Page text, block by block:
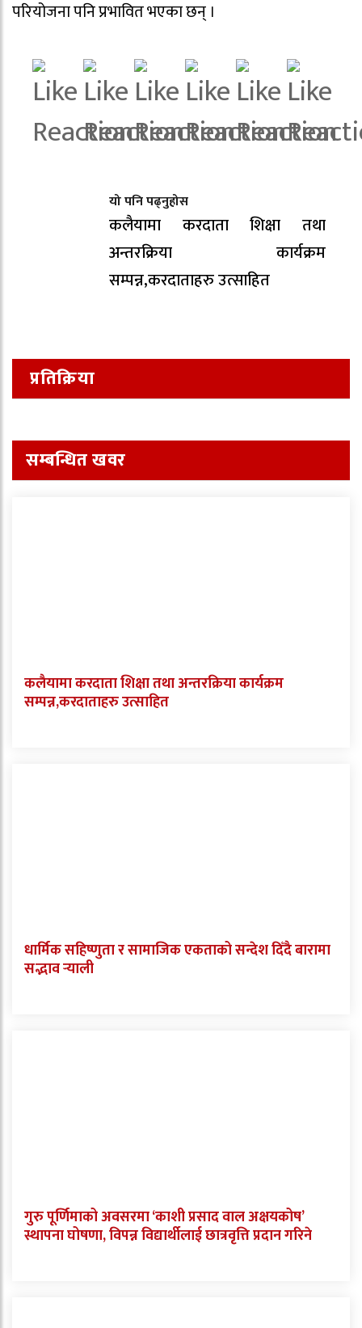
परियोजना पनि प्रभावित भएका छन् ।
यो पनि पढ्नुहोस
कलैयामा करदाता शिक्षा तथा
अन्तरक्रिया कार्यक्रम
सम्पन्न,करदाताहरु उत्साहित
प्रतिक्रिया
सम्बन्धित खवर
कलैयामा करदाता शिक्षा तथा अन्तरक्रिया कार्यक्रम
सम्पन्न,करदाताहरु उत्साहित
धार्मिक सहिष्णुता र सामाजिक एकताको सन्देश दिँदै बारामा
सद्भाव र्‍याली
गुरु पूर्णिमाको अवसरमा ‘काशी प्रसाद वाल अक्षयकोष’
स्थापना घोषणा, विपन्न विद्यार्थीलाई छात्रवृत्ति प्रदान गरिने